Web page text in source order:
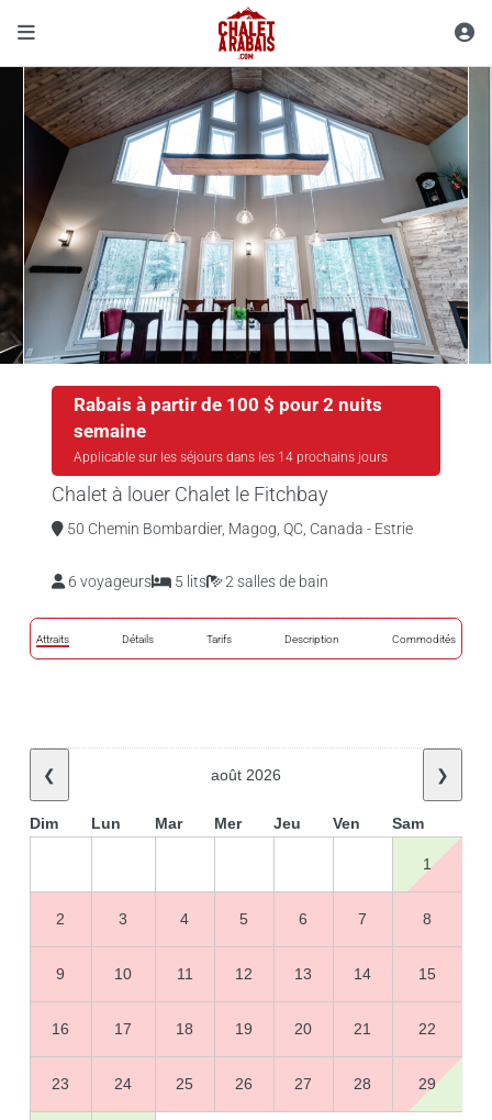
Rabais à partir de 100 $ pour 2 nuits
semaine
Applicable sur les séjours dans les 14 prochains jours
Chalet à louer Chalet le Fitchbay
50 Chemin Bombardier, Magog, QC, Canada - Estrie
6 voyageurs 5 lits 2 salles de bain
Attraits Détails Tarifs Description Commodités
❮ août 2026 ❯
Dim Lun Mar Mer Jeu Ven Sam
1
2 3 4 5 6 7 8
9 10 11 12 13 14 15
16 17 18 19 20 21 22
23 24 25 26 27 28 29